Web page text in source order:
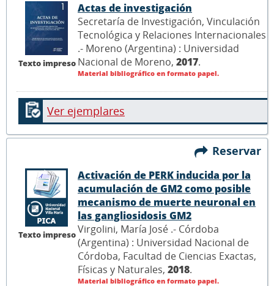
Texto impreso
Actas de investigación
Secretaría de Investigación, Vinculación
Tecnológica y Relaciones Internacionales
.- Moreno (Argentina) : Universidad
Nacional de Moreno, 2017.
Material bibliográfico en formato papel.
Ver ejemplares
Reservar
Texto impreso
Activación de PERK inducida por la
acumulación de GM2 como posible
mecanismo de muerte neuronal en
las gangliosidosis GM2
Virgolini, María José .- Córdoba
(Argentina) : Universidad Nacional de
Córdoba, Facultad de Ciencias Exactas,
Físicas y Naturales, 2018.
Material bibliográfico en formato papel.